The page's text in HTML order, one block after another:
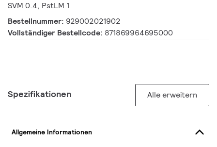
SVM 0.4, PstLM 1
Bestellnummer: 929002021902
Vollständiger Bestellcode: 871869964695000
Spezifikationen Alle erweitern
Allgemeine Informationen